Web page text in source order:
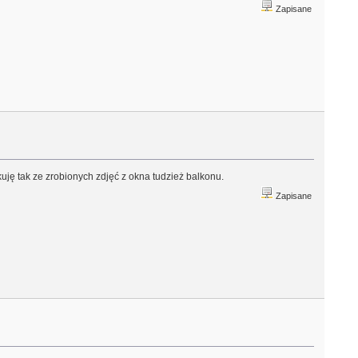
Zapisane
tak ze zrobionych zdjęć z okna tudzież balkonu.
Zapisane